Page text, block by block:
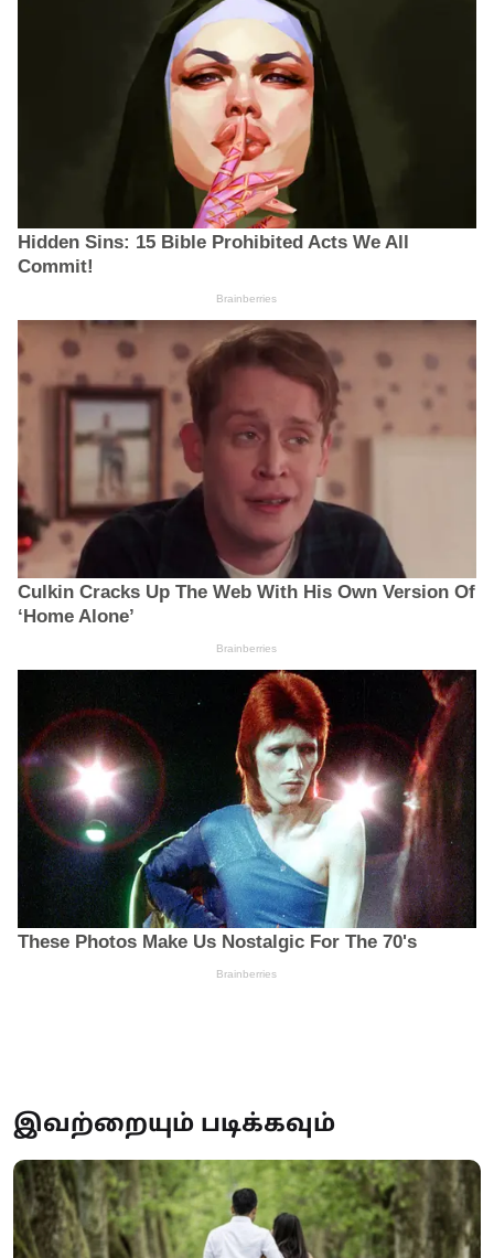
இவற்றையும் படிக்கவும்